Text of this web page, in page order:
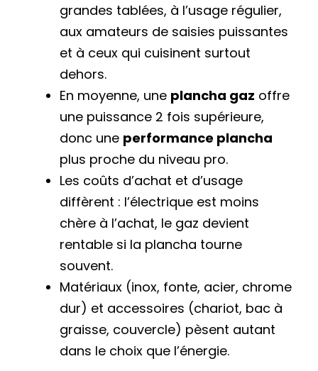
grandes tablées, à l’usage régulier,
aux amateurs de saisies puissantes
et à ceux qui cuisinent surtout
dehors.
En moyenne, une plancha gaz offre
une puissance 2 fois supérieure,
donc une performance plancha
plus proche du niveau pro.
Les coûts d’achat et d’usage
diffèrent : l’électrique est moins
chère à l’achat, le gaz devient
rentable si la plancha tourne
souvent.
Matériaux (inox, fonte, acier, chrome
dur) et accessoires (chariot, bac à
graisse, couvercle) pèsent autant
dans le choix que l’énergie.